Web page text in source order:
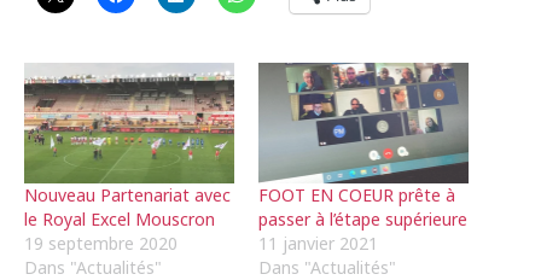
Nouveau Partenariat avec
le Royal Excel Mouscron
19 septembre 2020
Dans "Actualités"
FOOT EN COEUR prête à
passer à l’étape supérieure
11 janvier 2021
Dans "Actualités"